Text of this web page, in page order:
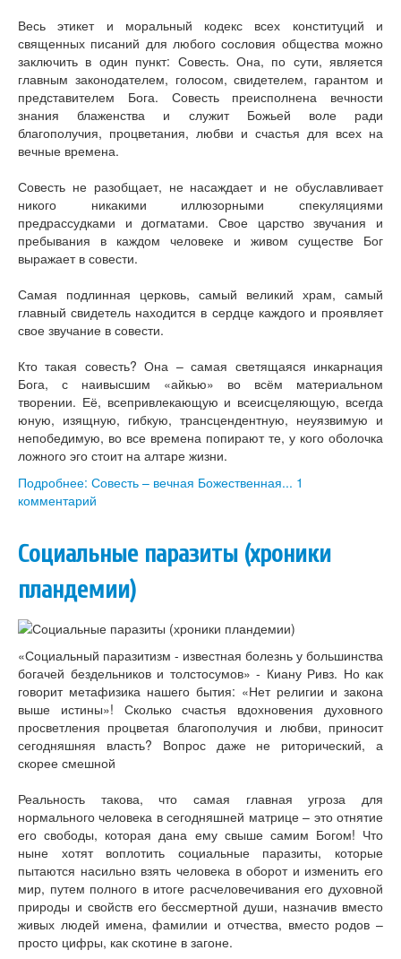
Аудио
Видео
Контакты
Наши контакты
Помощь Швета Двипе
Весь этикет и моральный кодекс всех конституций и
священных писаний для любого сословия общества можно
заключить в один пункт: Совесть. Она, по сути, является
главным законодателем, голосом, свидетелем, гарантом и
представителем Бога. Совесть преисполнена вечности
знания блаженства и служит Божьей воле ради
благополучия, процветания, любви и счастья для всех на
вечные времена.
Совесть не разобщает, не насаждает и не обуславливает
никого никакими иллюзорными спекуляциями
предрассудками и догматами. Свое царство звучания и
пребывания в каждом человеке и живом существе Бог
выражает в совести.
Самая подлинная церковь, самый великий храм, самый
главный свидетель находится в сердце каждого и проявляет
свое звучание в совести.
Кто такая совесть? Она – самая светящаяся инкарнация
Бога, с наивысшим «айкью» во всём материальном
творении. Её, всепривлекающую и всеисцеляющую, всегда
юную, изящную, гибкую, трансцендентную, неуязвимую и
непобедимую, во все времена попирают те, у кого оболочка
ложного эго стоит на алтаре жизни.
Подробнее: Совесть – вечная Божественная... 1
комментарий
Социальные паразиты (хроники
пландемии)
«Социальный паразитизм - известная болезнь у большинства
богачей бездельников и толстосумов» - Киану Ривз. Но как
говорит метафизика нашего бытия: «Нет религии и закона
выше истины»! Сколько счастья вдохновения духовного
просветления процветая благополучия и любви, приносит
сегодняшняя власть? Вопрос даже не риторический, а
скорее смешной
Реальность такова, что самая главная угроза для
нормального человека в сегодняшней матрице – это отнятие
его свободы, которая дана ему свыше самим Богом! Что
ныне хотят воплотить социальные паразиты, которые
пытаются насильно взять человека в оборот и изменить его
мир, путем полного в итоге расчеловечивания его духовной
природы и свойств его бессмертной души, назначив вместо
живых людей имена, фамилии и отчества, вместо родов –
просто цифры, как скотине в загоне.